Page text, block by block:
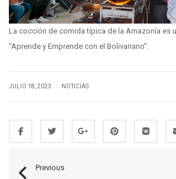
La cocción de comida típica de la Amazonía es
“Aprende y Emprende con el Bolivariano”.
JULIO 18, 2023 NOTICIAS
Previous